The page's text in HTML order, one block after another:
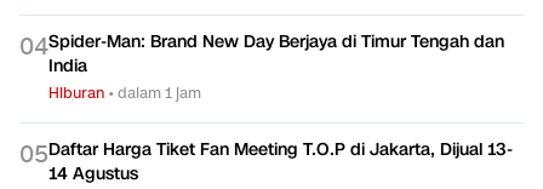
04Spider-Man: Brand New Day Berjaya di Timur Tengah dan
India
Hiburan •dalam 1 jam
05Daftar Harga Tiket Fan Meeting T.O.P di Jakarta, Dijual 13-
14 Agustus